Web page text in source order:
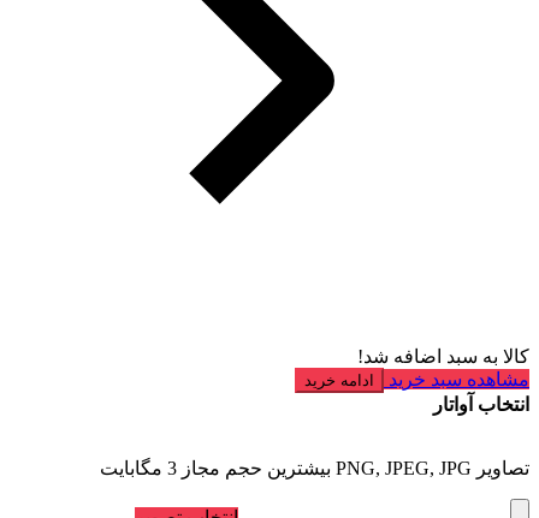
کالا به سبد اضافه شد!
مشاهده سبد خرید
ادامه خرید
انتخاب آواتار
تصاویر PNG, JPEG, JPG بیشترین حجم مجاز 3 مگابایت